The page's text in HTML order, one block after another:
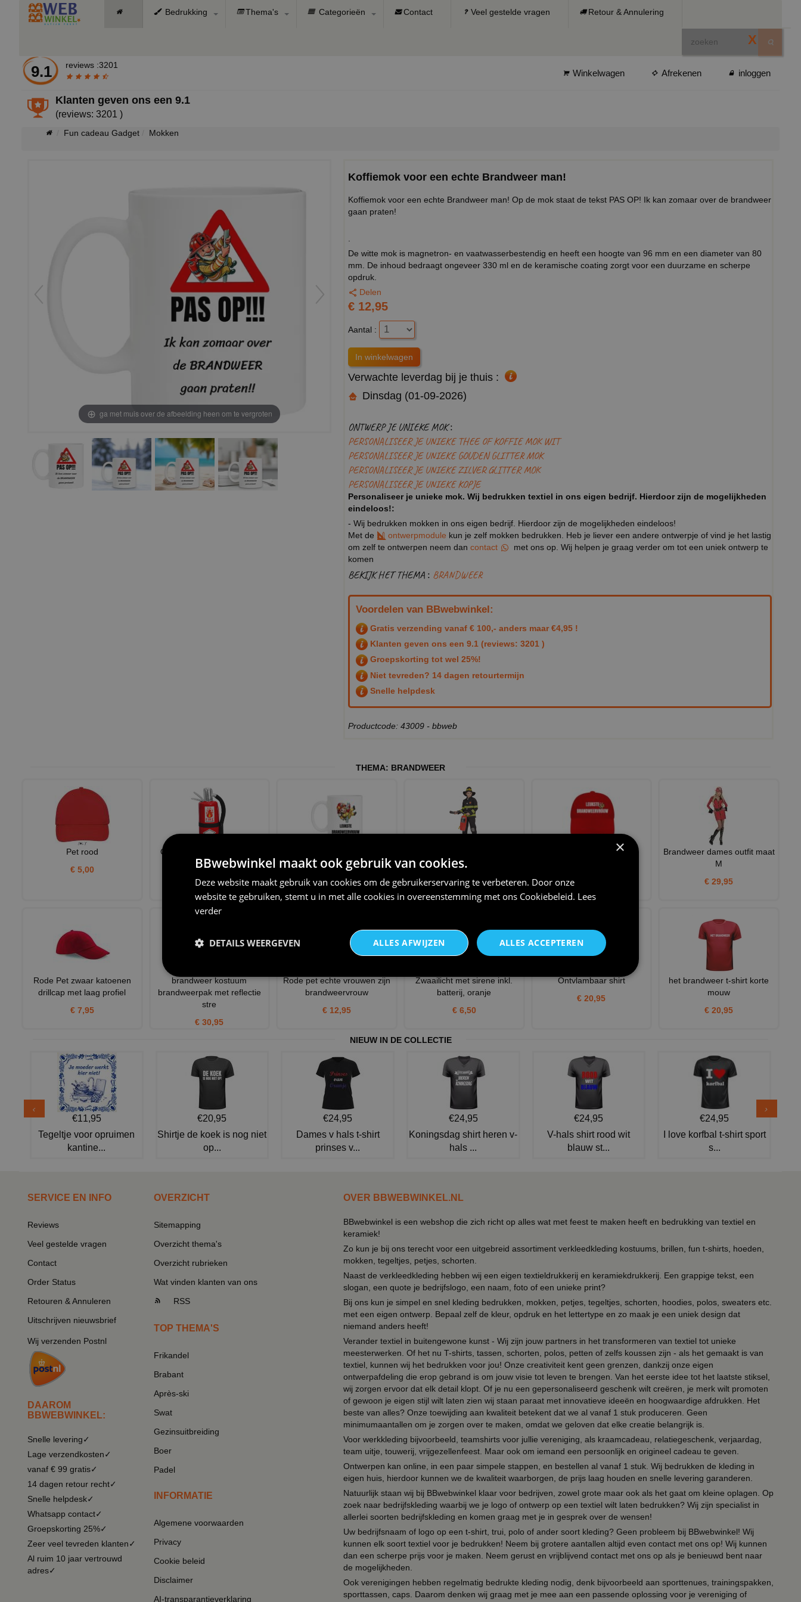
Bedrukking Thema's Categorieën Contact Veel gestelde vragen Retour & Annulering
X
9.1 reviews :3201
Winkelwagen Afrekenen inloggen
Klanten geven ons een9.1
(reviews: 3201 )
Fun cadeau Gadget Mokken
ga met muis over de afbeelding heen om te vergroten
Koffiemok voor een echte Brandweer man!
Koffiemok voor een echte Brandweer man! Op de mok staat de tekst PAS OP! Ik kan zomaar over de brandweer
gaan praten!
De witte mok is magnetron- en vaatwasserbestendig en heeft een hoogte van 96 mm en een diameter van 80
mm. De inhoud bedraagt ongeveer 330 ml en de keramische coating zorgt voor een duurzame en scherpe
opdruk.
Delen
€ 12,95
Aantal :
Verwachte leverdag bij je thuis :
Dinsdag (01-09-2026)
ONTWERP JE UNIEKE MOK :
PERSONALISEER JE UNIEKE THEE OF KOFFIE MOK WIT
PERSONALISEER JE UNIEKE GOUDEN GLITTER MOK
PERSONALISEER JE UNIEKE ZILVER GLITTER MOK
PERSONALISEER JE UNIEKE KOPJE
Personaliseer je unieke mok. Wij bedrukken textiel in ons eigen bedrijf. Hierdoor zijn de mogelijkheden
eindeloos!:
- Wij bedrukken mokken in ons eigen bedrijf. Hierdoor zijn de mogelijkheden eindeloos!
Met de
ontwerpmodule kun je zelf mokken bedrukken. Heb je liever een andere ontwerpje of vind je het lastig
om zelf te ontwerpen neem dan contact
met ons op. Wij helpen je graag verder om tot een uniek ontwerp te
komen
BEKIJK HET THEMA : BRANDWEER
Voordelen van BBwebwinkel:
Gratis verzending vanaf € 100,- anders maar €4,95 !
Klanten geven ons een 9.1 (reviews: 3201 )
Groepskorting tot wel 25%!
Niet tevreden? 14 dagen retourtermijn
Snelle helpdesk
Productcode: 43009 - bbweb
THEMA: BRANDWEER
Pet rood
€ 5,00
Orginele brandblusser tas
€ 17,95
brandweervrouw. Leuk kado!
€ 12,95
fighter kind
€ 37,95
Pet voor de leukste
€ 12,95
Brandweer dames outfit maat
M
€ 29,95
Rode Pet zwaar katoenen
drillcap met laag profiel
€ 7,95
brandweer kostuum
brandweerpak met reflectie
stre
€ 30,95
Rode pet echte vrouwen zijn
brandweervrouw
€ 12,95
Zwaailicht met sirene inkl.
batterij, oranje
€ 6,50
Ontvlambaar shirt
€ 20,95
het brandweer t-shirt korte
mouw
€ 20,95
NIEUW IN DE COLLECTIE
€11,95
Tegeltje voor opruimen
kantine...
€20,95
Shirtje de koek is nog niet
op...
€24,95
Dames v hals t-shirt
prinses v...
€24,95
Koningsdag shirt heren v-
hals ...
€24,95
V-hals shirt rood wit
blauw st...
€24,95
I love korfbal t-shirt sport
s...
SERVICE EN INFO
Reviews
Veel gestelde vragen
Contact
Order Status
Retouren & Annuleren
Uitschrijven nieuwsbrief
Wij verzenden Postnl
DAAROM
BBWEBWINKEL:
Snelle levering✓
Lage verzendkosten✓
vanaf € 99 gratis✓
14 dagen retour recht✓
Snelle helpdesk✓
Whatsapp contact✓
Groepskorting 25%✓
Zeer veel tevreden klanten✓
Al ruim 10 jaar vertrouwd
adres✓
OVERZICHT
Sitemapping
Overzicht thema's
Overzicht rubrieken
Wat vinden klanten van ons
RSS
TOP THEMA'S
Frikandel
Brabant
Après-ski
Swat
Gezinsuitbreiding
Boer
Padel
INFORMATIE
Algemene voorwaarden
Privacy
Cookie beleid
Disclaimer
AI-transparantieverklaring
OVER BBWEBWINKEL.NL
BBwebwinkel is een webshop die zich richt op alles wat met feest te maken heeft en bedrukking van textiel en
keramiek!
Zo kun je bij ons terecht voor een uitgebreid assortiment verkleedkleding kostuums, brillen, fun t-shirts, hoeden,
mokken, tegeltjes, petjes, schorten.
Naast de verkleedkleding hebben wij een eigen textieldrukkerij en keramiekdrukkerij. Een grappige tekst, een
slogan, een quote je bedrijfslogo, een naam, foto of een unieke print?
Bij ons kun je simpel en snel kleding bedrukken, mokken, petjes, tegeltjes, schorten, hoodies, polos, sweaters etc.
met een eigen ontwerp. Bepaal zelf de kleur, opdruk en het lettertype en zo maak je een uniek design dat
niemand anders heeft!
Verander textiel in buitengewone kunst - Wij zijn jouw partners in het transformeren van textiel tot unieke
meesterwerken. Of het nu T-shirts, tassen, schorten, polos, petten of zelfs koussen zijn - als het gemaakt is van
textiel, kunnen wij het bedrukken voor jou! Onze creativiteit kent geen grenzen, dankzij onze eigen
ontwerpafdeling die erop gebrand is om jouw visie tot leven te brengen. Van het eerste idee tot het laatste stiksel,
wij zorgen ervoor dat elk detail klopt. Of je nu een gepersonaliseerd geschenk wilt creëren, je merk wilt promoten
of gewoon je eigen stijl wilt laten zien wij staan paraat met innovatieve ideeën en hoogwaardige afdrukken. Het
beste van alles? Onze toewijding aan kwaliteit betekent dat we al vanaf 1 stuk produceren. Geen
minimumaantallen om je zorgen over te maken, omdat we geloven dat elke creatie belangrijk is.
Voor werkkleding bijvoorbeeld, teamshirts voor jullie vereniging, als kraamcadeau, relatiegeschenk, verjaardag,
team uitje, touwerij, vrijgezellenfeest. Maar ook om iemand een persoonlijk en origineel cadeau te geven.
Ontwerpen kan online, in een paar simpele stappen, en bestellen al vanaf 1 stuk. Wij bedrukken de kleding in
eigen huis, hierdoor kunnen we de kwaliteit waarborgen, de prijs laag houden en snelle levering garanderen.
Natuurlijk staan wij bij BBwebwinkel klaar voor bedrijven, zowel grote maar ook als het gaat om kleine oplagen. Op
zoek naar bedrijfskleding waarbij we je logo of ontwerp op een textiel wilt laten bedrukken? Wij zijn specialist in
allerlei soorten bedrijfskleding en komen graag met je in gesprek over de wensen!
Uw bedrijfsnaam of logo op een t-shirt, trui, polo of ander soort kleding? Geen probleem bij BBwebwinkel! Wij
kunnen elk soort textiel voor je bedrukken! Neem bij grotere aantallen altijd even contact met ons op! Wij kunnen
dan een scherpe prijs voor je maken. Neem gerust en vrijblijvend contact met ons op als je benieuwd bent naar
de mogelijkheden.
Ook verenigingen hebben regelmatig bedrukte kleding nodig, denk bijvoorbeeld aan sporttenues, trainingspakken,
sporttassen, caps. Daarom denken wij graag met je mee aan een passende oplossing voor je vereniging of
×
BBwebwinkel maakt ook gebruik van cookies.
Deze website maakt gebruik van cookies om de gebruikerservaring te verbeteren. Door onze
website te gebruiken, stemt u in met alle cookies in overeenstemming met ons Cookiebeleid. Lees
verder
ALLES ACCEPTEREN
ALLES AFWIJZEN
DETAILS WEERGEVEN